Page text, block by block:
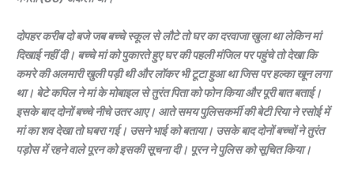
दोपहर करीब दो बजे जब बच्चे स्कूल से लौटे तो घर का दरवाजा खुला था लेकिन मां
दिखाई नहीं दी। बच्चे मां को पुकारते हुए घर की पहली मंजिल पर पहुंचे तो देखा कि
कमरे की अलमारी खुली पड़ी थी और लॉकर भी टूटा हुआ था जिस पर हल्का खून लगा
था। बेटे कपिल ने मां के मोबाइल से तुरंत पिता को फोन किया और पूरी बात बताई।
इसके बाद दोनों बच्चे नीचे उतर आए। आते समय पुलिसकर्मी की बेटी रिया ने रसोई में
मां का शव देखा तो घबरा गई। उसने भाई को बताया। उसके बाद दोनों बच्चों ने तुरंत
पड़ोस में रहने वाले पूरन को इसकी सूचना दी। पूरन ने पुलिस को सूचित किया।